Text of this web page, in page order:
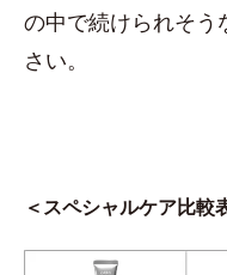
の中で続けられそう
さい。
＜スペシャルケア比較